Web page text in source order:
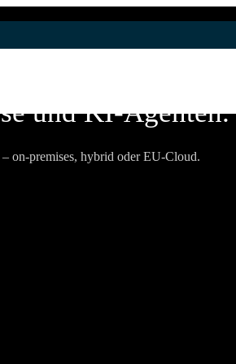
und KI-
on-premises, hybrid oder EU-Cloud.